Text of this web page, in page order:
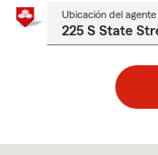
Ubicación del agente